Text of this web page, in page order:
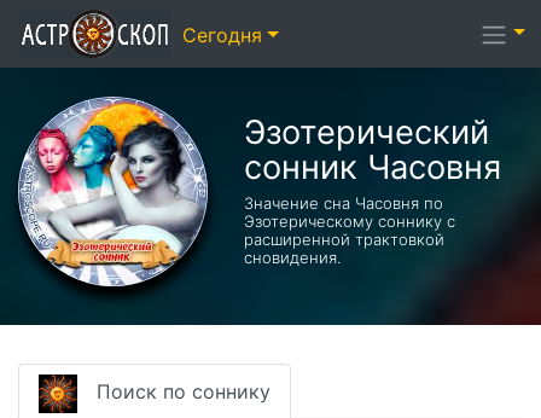
Эзотерический
cонник Часовня
Значение сна Часовня по
Эзотерическому соннику с
расширенной трактовкой
сновидения.
Поиск по соннику
Сегодня